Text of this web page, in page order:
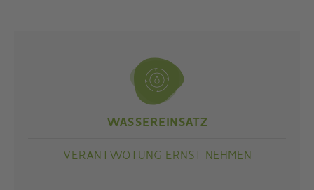
WASSEREINSATZ
VERANTWOTUNG ERNST NEHMEN